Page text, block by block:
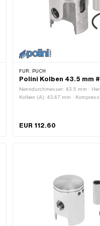
FÜR: PUCH
Polini Kolben 43.5 mm
Nenndurchmesser: 43.5 mm ·
Kolben (A): 43.47 mm ·
Kolbenring: 1.2 mm · Ø
EUR 112.60